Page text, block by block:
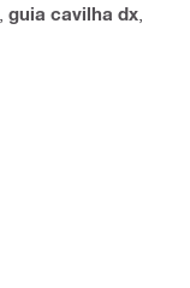
guia cavilha dx